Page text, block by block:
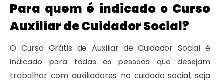
Para quem é indicado o Curso
Auxiliar de Cuidador Social?
O Curso Grátis de Auxiliar de Cuidador Social é
indicado para todas as pessoas que desejam
trabalhar com auxiliadores no cuidado social, seja